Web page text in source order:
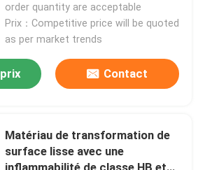
order quantity are acceptable
Prix：Competitive price will be quoted
as per market trends
Contact
Matériau de transformation de
surface lisse avec une